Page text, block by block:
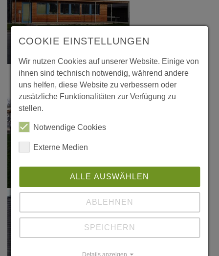
COOKIE EINSTELLUNGEN
Wir nutzen Cookies auf unserer Website. Einige von
ihnen sind technisch notwendig, während andere
uns helfen, diese Website zu verbessern oder
zusätzliche Funktionalitäten zur Verfügung zu
stellen.
Notwendige Cookies
Externe Medien
ALLE AUSWÄHLEN
ABLEHNEN
SPEICHERN
Details anzeigen